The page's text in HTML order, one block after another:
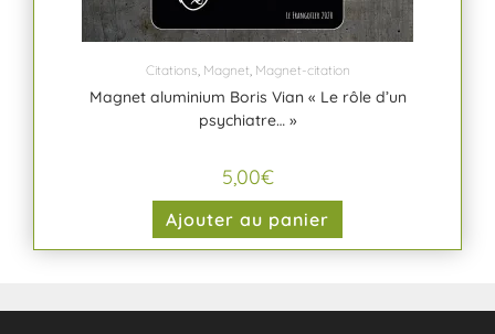
Citations, Magnet, Magnet-citation
Magnet aluminium Boris Vian « Le rôle d’un
psychiatre… »
5,00€
Ajouter au panier